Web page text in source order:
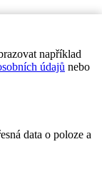
například
údajů nebo
data o poloze a